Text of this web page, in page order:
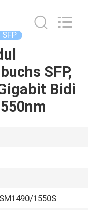
SFP,
Bidi
1550S